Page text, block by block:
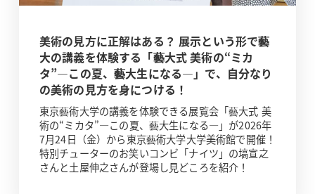
美術の見方に正解はある？ 展示という形で藝
大の講義を体験する「藝大式 美術の“ミカ
タ”―この夏、藝大生になる―」で、自分なり
の美術の見方を身につける！
東京藝術大学の講義を体験できる展覧会「藝大式 美
術の“ミカタ”―この夏、藝大生になる―」が2026年
7月24日（金）から東京藝術大学大学美術館で開催！
特別チューターのお笑いコンビ「ナイツ」の塙宣之
さんと土屋伸之さんが登場し見どころを紹介！